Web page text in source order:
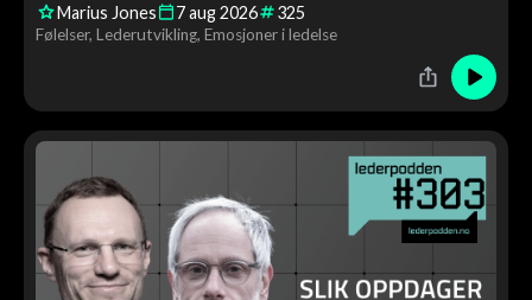
utvikling – og hvorfor ledere må bli bedre kjent med
både egne og andres følelser.
Marius Jones 7aug2026 325
Følelser Lederutvikling Emosjoner i ledelse